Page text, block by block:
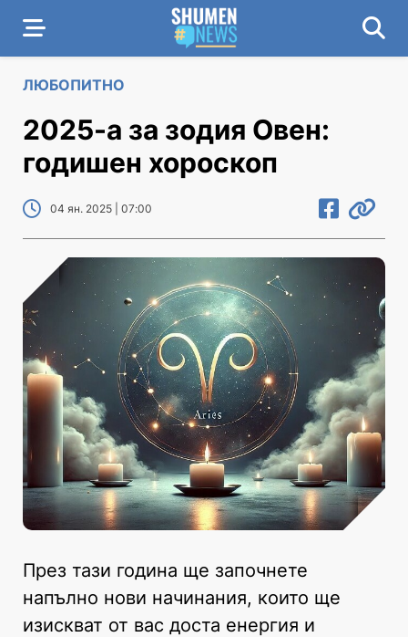
ЛЮБОПИТНО
2025-а за зодия Овен:
годишен хороскоп
04 ян. 2025 | 07:00
През тази година ще започнете
напълно нови начинания, които ще
изискват от вас доста енергия и